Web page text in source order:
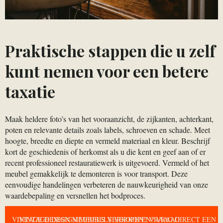
Praktische stappen die u zelf
kunt nemen voor een betere
taxatie
Maak heldere foto’s van het vooraanzicht, de zijkanten, achterkant,
poten en relevante details zoals labels, schroeven en schade. Meet
hoogte, breedte en diepte en vermeld materiaal en kleur. Beschrijf
kort de geschiedenis of herkomst als u die kent en geef aan of er
recent professioneel restauratiewerk is uitgevoerd. Vermeld of het
meubel gemakkelijk te demonteren is voor transport. Deze
eenvoudige handelingen verbeteren de nauwkeurigheid van onze
waardebepaling en versnellen het bodproces.
VINTAGE DESIGN MEUBELS VERKOPEN? VRAAG
VINTAGE DESIGN MEUBELS VERKOPEN? VRAAG DIRECT EEN